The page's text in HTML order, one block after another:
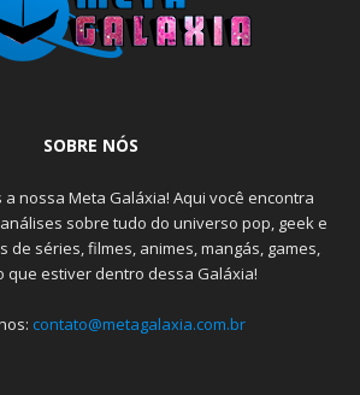
SOBRE NÓS
a nossa Meta Galáxia! Aqui você encontra
sobre tudo do universo pop, geek e
de séries, filmes, animes, mangás, games,
que estiver dentro dessa Galáxia!
contato@metagalaxia.com.br